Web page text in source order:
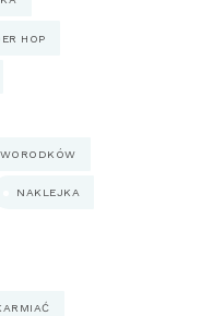
HOP
NAKLEJKA